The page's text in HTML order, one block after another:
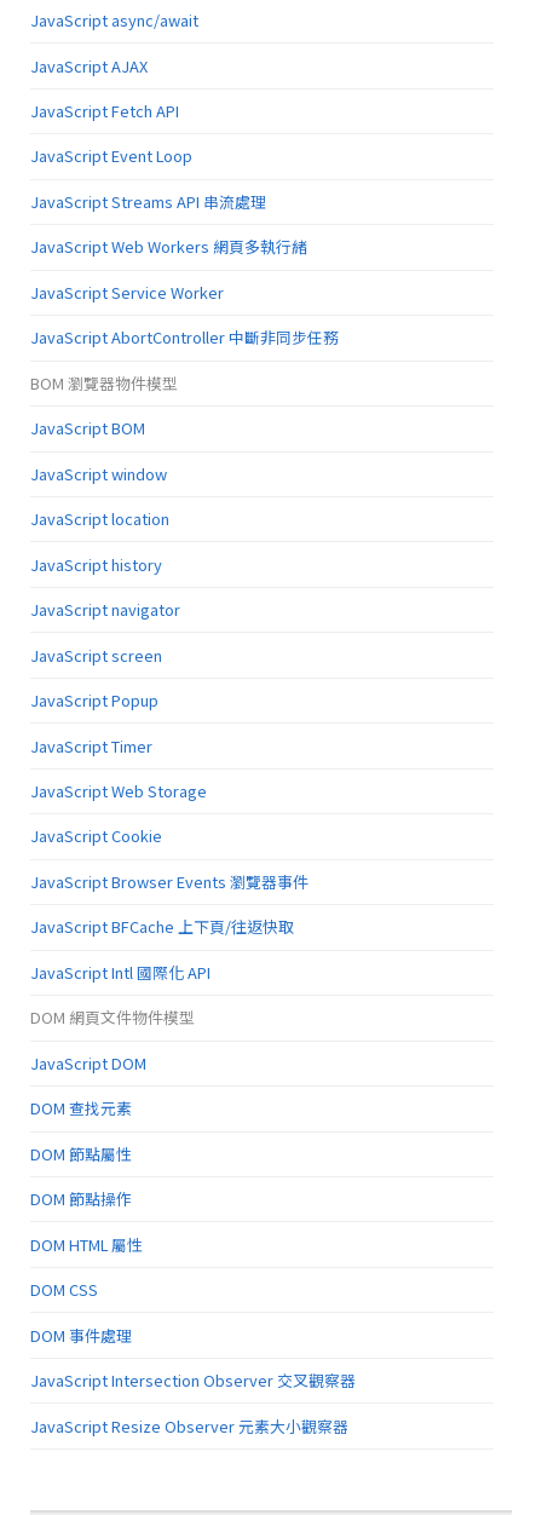
JavaScript async/await
JavaScript AJAX
JavaScript Fetch API
JavaScript Event Loop
JavaScript Streams API 串流處理
JavaScript Web Workers 網頁多執行緒
JavaScript Service Worker
JavaScript AbortController 中斷非同步任務
BOM 瀏覽器物件模型
JavaScript BOM
JavaScript window
JavaScript location
JavaScript history
JavaScript navigator
JavaScript screen
JavaScript Popup
JavaScript Timer
JavaScript Web Storage
JavaScript Cookie
JavaScript Browser Events 瀏覽器事件
JavaScript BFCache 上下頁/往返快取
JavaScript Intl 國際化 API
DOM 網頁文件物件模型
JavaScript DOM
DOM 查找元素
DOM 節點屬性
DOM 節點操作
DOM HTML 屬性
DOM CSS
DOM 事件處理
JavaScript Intersection Observer 交叉觀察器
JavaScript Resize Observer 元素大小觀察器